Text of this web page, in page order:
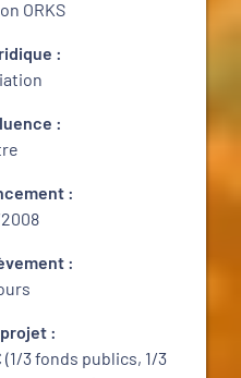
ORKS
:
:
:
:
:
3 fonds publics, 1/3